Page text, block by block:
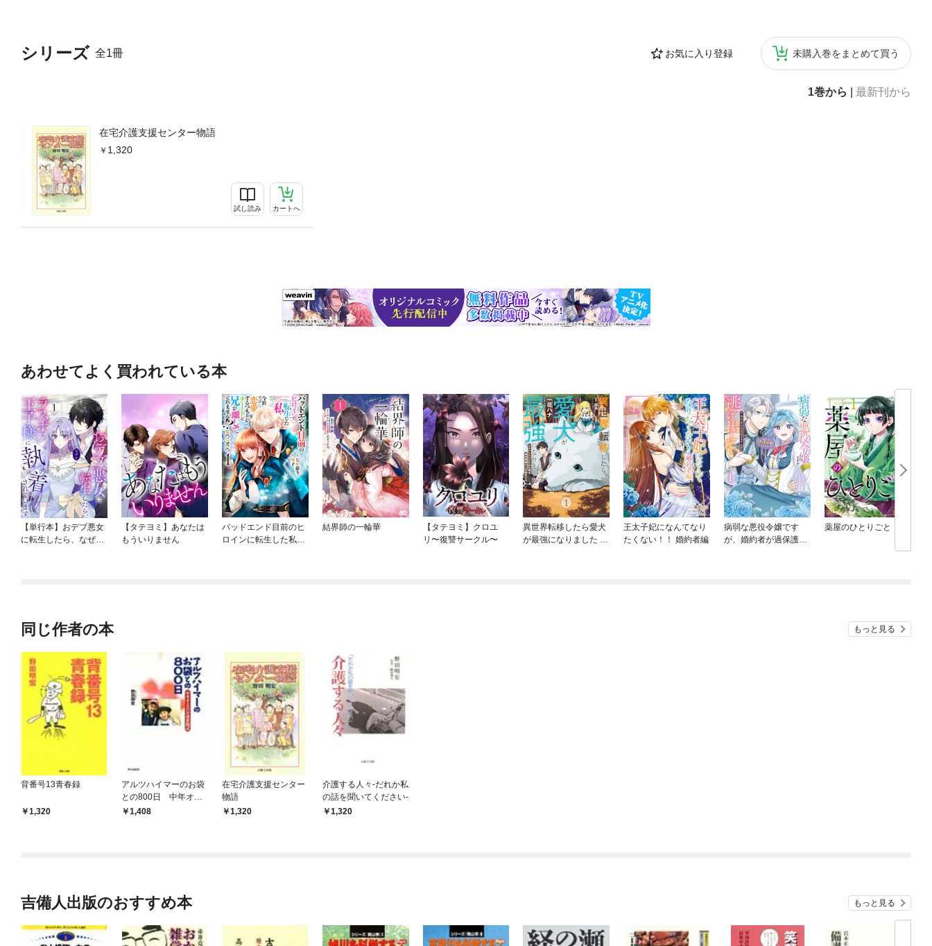
シリーズ 全1冊 お気に入り登録 未購入巻をまとめて買う
1巻から 最新刊から
在宅介護支援センター物語
1,320
試し読み カートへ
あわせてよく買われている本
【単行本】おデブ悪女
に転生したら、なぜか
【タテヨミ】あなたは
もういりません
バッドエンド目前のヒ
ロインに転生した私、
結界師の一輪華
【タテヨミ】クロユ
リ〜復讐サークル〜
異世界転移したら愛犬
が最強になりました ～
王太子妃になんてなり
たくない！！ 婚約者編
病弱な悪役令嬢です
が、婚約者が過保護す
薬屋のひとりごと
同じ作者の本 もっと見る
背番号13青春録
1,320
アルツハイマーのお袋
との800日 中年オト
コの介護奮闘記
1,408
在宅介護支援センター
物語
1,320
介護する人々-だれか私
の話を聞いてください-
1,320
吉備人出版のおすすめ本 もっと見る